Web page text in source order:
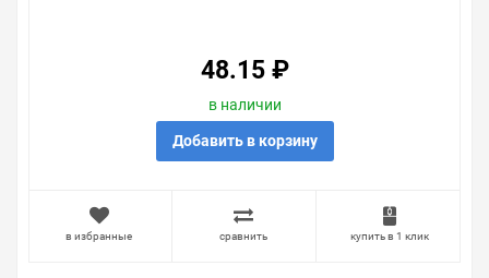
48.15 ₽
в наличии
Добавить в корзину
в избранные сравнить купить в 1 клик